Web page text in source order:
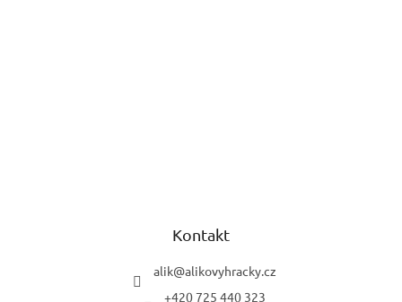
Kontakt
alik@alikovyhracky.cz
+420 725 440 323